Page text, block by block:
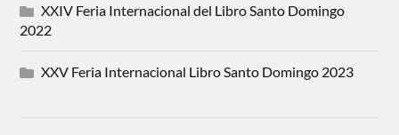
XXIV Feria Internacional del Libro Santo Domingo
2022
XXV Feria Internacional Libro Santo Domingo 2023